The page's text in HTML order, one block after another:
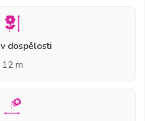
dospělosti
12 m